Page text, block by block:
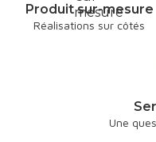
Produit sur-mesure
Réalisations sur côtés
Une